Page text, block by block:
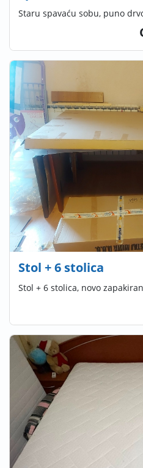
Staru spavaću sobu, puno
Stol + 6 stolica
Stol + 6 stolica, novo